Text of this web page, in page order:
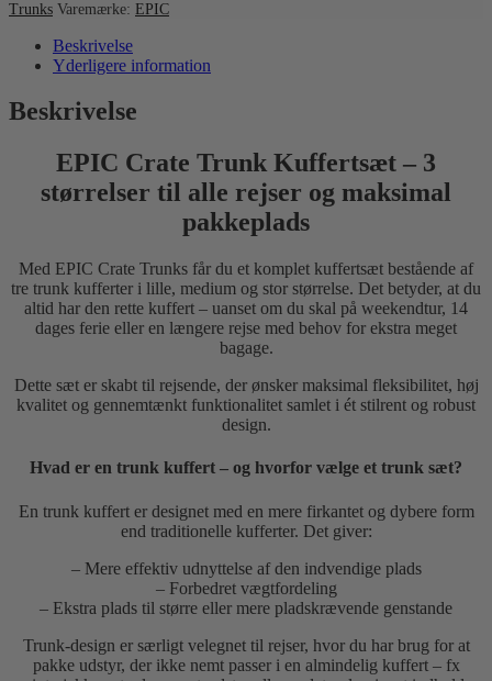
Trunks Varemærke: EPIC
Beskrivelse
Yderligere information
Beskrivelse
EPIC Crate Trunk Kuffertsæt – 3
størrelser til alle rejser og maksimal
pakkeplads
Med EPIC Crate Trunks får du et komplet kuffertsæt bestående af
tre trunk kufferter i lille, medium og stor størrelse. Det betyder, at du
altid har den rette kuffert – uanset om du skal på weekendtur, 14
dages ferie eller en længere rejse med behov for ekstra meget
bagage.
Dette sæt er skabt til rejsende, der ønsker maksimal fleksibilitet, høj
kvalitet og gennemtænkt funktionalitet samlet i ét stilrent og robust
design.
Hvad er en trunk kuffert – og hvorfor vælge et trunk sæt?
En trunk kuffert er designet med en mere firkantet og dybere form
end traditionelle kufferter. Det giver:
– Mere effektiv udnyttelse af den indvendige plads
– Forbedret vægtfordeling
– Ekstra plads til større eller mere pladskrævende genstande
Trunk-design er særligt velegnet til rejser, hvor du har brug for at
pakke udstyr, der ikke nemt passer i en almindelig kuffert – fx